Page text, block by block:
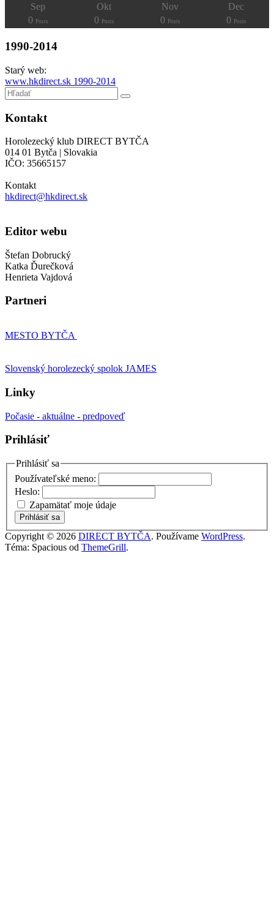
Sep
0
Posts
Okt
0
Posts
Nov
0
Posts
Dec
0
Posts
1990-2014
Starý web:
www.hkdirect.sk 1990-2014
Kontakt
Horolezecký klub DIRECT BYTČA
014 01 Bytča | Slovakia
IČO: 35665157
Kontakt
hkdirect@hkdirect.sk
Editor webu
Štefan Dobrucký
Katka Ďurečková
Henrieta Vajdová
Partneri
MESTO BYTČA
Slovenský horolezecký spolok JAMES
Linky
Počasie - aktuálne - predpoveď
Prihlásiť
Prihlásiť sa
Používateľské meno:
Heslo:
Zapamätať moje údaje
Prihlásiť sa
Copyright © 2026 DIRECT BYTČA. Používame WordPress.
Téma: Spacious od ThemeGrill.